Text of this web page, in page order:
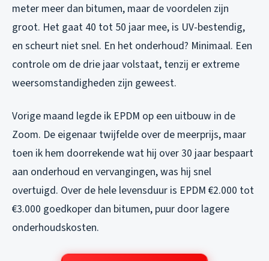
meter meer dan bitumen, maar de voordelen zijn
groot. Het gaat 40 tot 50 jaar mee, is UV-bestendig,
en scheurt niet snel. En het onderhoud? Minimaal. Een
controle om de drie jaar volstaat, tenzij er extreme
weersomstandigheden zijn geweest.
Vorige maand legde ik EPDM op een uitbouw in de
Zoom. De eigenaar twijfelde over de meerprijs, maar
toen ik hem doorrekende wat hij over 30 jaar bespaart
aan onderhoud en vervangingen, was hij snel
overtuigd. Over de hele levensduur is EPDM €2.000 tot
€3.000 goedkoper dan bitumen, puur door lagere
onderhoudskosten.